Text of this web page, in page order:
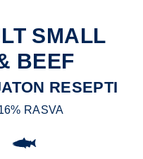
SMALL
BEEF
RESEPTI
RASVA